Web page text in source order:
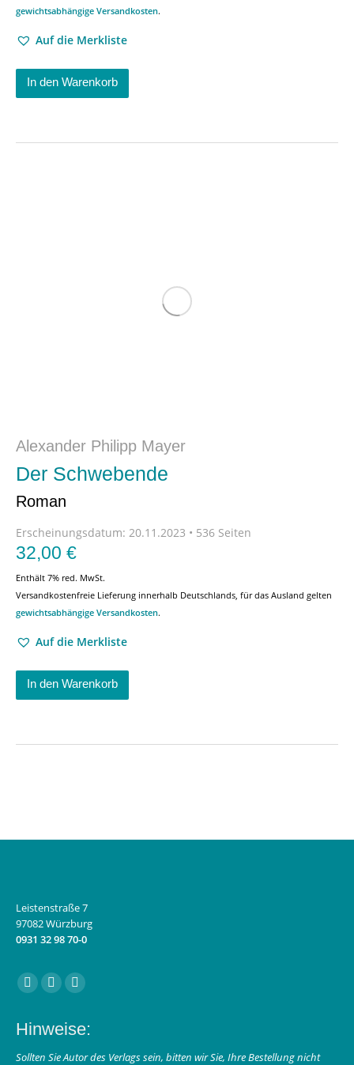
gewichtsabhängige Versandkosten.
Auf die Merkliste
In den Warenkorb
Alexander Philipp Mayer
Der Schwebende
Roman
Erscheinungsdatum: 20.11.2023 • 536 Seiten
32,00 €
Enthält 7% red. MwSt.
Versandkostenfreie Lieferung innerhalb Deutschlands, für das Ausland gelten
gewichtsabhängige Versandkosten.
Auf die Merkliste
In den Warenkorb
Leistenstraße 7
97082 Würzburg
0931 32 98 70-0
Finden Sie uns auf:
Facebook
opens
in
Instagram
opens
in
E-
page
opens
Hinweise:
Sollten Sie Autor des Verlags sein, bitten wir Sie, Ihre Bestellung nicht